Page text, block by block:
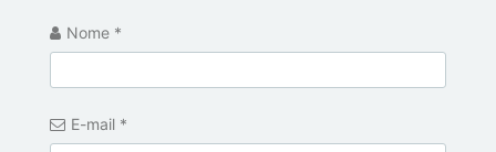
Nome *
E-mail *